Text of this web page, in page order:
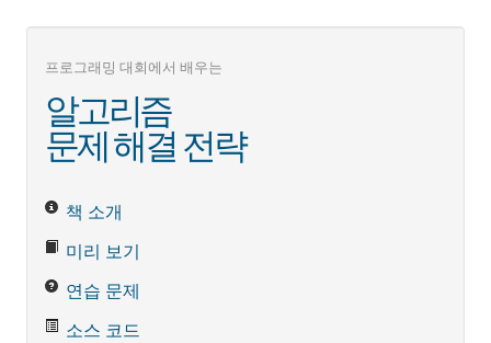
프로그래밍 대회에서 배우는
알고리즘
문제 해결 전략
책 소개
미리 보기
연습 문제
소스 코드